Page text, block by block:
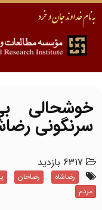
خوشحالی
سرنگونی
6317 بازدید
رضاشاه رضاخان
مردم